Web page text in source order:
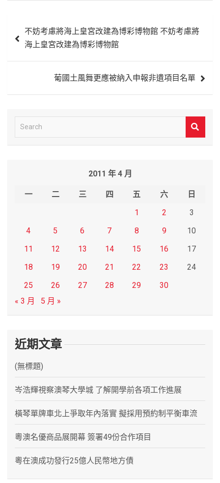
章
不妨考慮將海上皇宮改建為博彩博物館 不妨考慮將
海上皇宮改建為博彩博物館
葡國土風舞更應被納入申報非遺項目名單
e
2011 年 4 月
一 二 三 四 五 六
日
1
2
3
4
5 6 7 8 9
10
11
12 13 14 15 16
17
18
19 20 21 22 23
24
25
26 27 28 29
30
« 3 月
5 月 »
近期文章
(無標題)
岑浩輝視察澳琴大學城 了解開學前各項工作進展
橫琴單牌車北上爭取年內落實 擬採用預約制平衡車流
粵澳名優商品展開幕 簽署49份合作項目
粵在澳成功發行25億人民幣地方債